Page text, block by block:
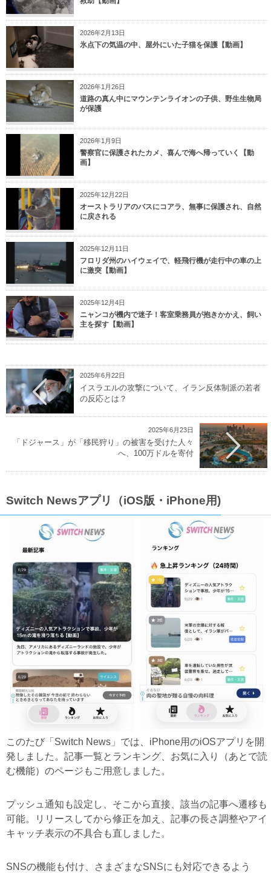
2026年2月13日
氷点下の気温の中、屋外にいた子猫を保護【動画】
2026年1月26日
道路の真ん中にマウンテンライオンの子供、野生生物局
が保護
2026年1月9日
警察官に保護されたカメ、喜んで海へ帰っていく【動
画】
2025年12月22日
オーストラリアのバスにコアラ、無事に保護され、自然
に戻される
2025年12月11日
フロリダ州のハイウェイで、軽飛行機が走行中の車の上
に激突【動画】
2025年12月4日
ニャンコが機内で迷子！客室乗務員が抱きかかえ、飼い
主を探す【動画】
2025年6月22日
イスラエルの攻撃について、イラン反体制派の若者
の反応とは？
2025年6月23日
「ドジャース」が「移民狩り」の被害を受けた人々
へ、100万ドルを寄付
Switch Newsアプリ（iOS版・iPhone用)
このたび「Switch News」では、iPhone用のiOSアプリを開
発しました。記事一覧とランキング、お気に入り（あとで読
む機能）のページもご用意しました。
プッシュ通知も設定し、そこから直接、該当の記事へ遷移も
可能。リリースしてから修正を加え、記事の長さ調整やアイ
キャッチ表示の不具合も直しました。
SNSの機能も付け、さまざまなSNSにも対応できるよう